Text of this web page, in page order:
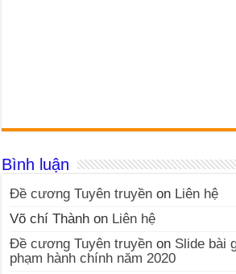
Bình luận
Đề cương Tuyên truyền on Liên hệ
Võ chí Thành on Liên hệ
Đề cương Tuyên truyền on Slide bài
phạm hành chính năm 2020